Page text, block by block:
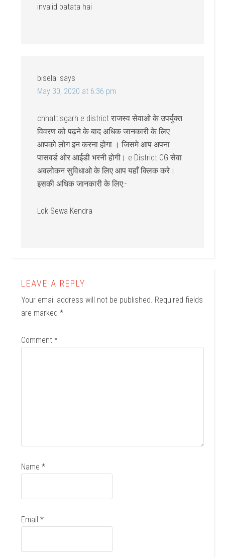
invalid batata hai
biselal says
May 30, 2020 at 6:36 pm
chhattisgarh e district राजस्व सेवाओ के उपर्युक्त
विवरण को पढ़ने के बाद अधिक जानकारी के लिए
आपको लोग इन करना होगा । जिसमे आप अपना
पासवर्ड ओर आईडी भरनी होगी। e District CG सेवा
अवलोकन सुविधाओ के लिए आप यहाँ क्लिक करे।
इसकी अधिक जानकारी के लिए:-
Lok Sewa Kendra
LEAVE A REPLY
Your email address will not be published. Required fields
are marked*
Comment*
Name*
Email*